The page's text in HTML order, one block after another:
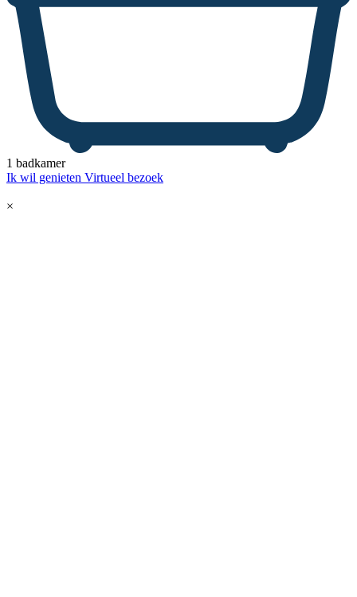
1 badkamer
Ik wil genieten Virtueel bezoek
×